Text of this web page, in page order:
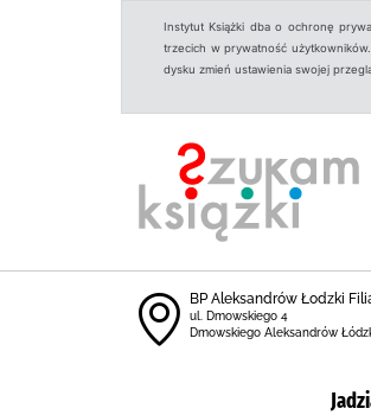
Instytut Książki dba o ochronę
trzecich w prywatność
dysku zmień ustawienia swojej
BP Aleksandrów Łodzki
ul. Dmowskiego 4
Dmowskiego Aleksandrów